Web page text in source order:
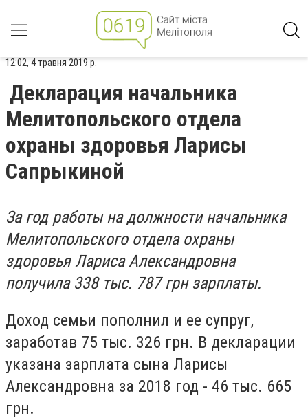
12:02, 4 травня 2019 р.
Декларация начальника
Мелитопольского отдела
охраны здоровья Ларисы
Сапрыкиной
За год работы на должности начальника
Мелитопольского отдела охраны
здоровья Лариса Александровна
получила 338 тыс. 787 грн зарплаты.
Доход семьи пополнил и ее супруг,
заработав 75 тыс. 326 грн. В декларации
указана зарплата сына Ларисы
Александровна за 2018 год - 46 тыс. 665
грн.